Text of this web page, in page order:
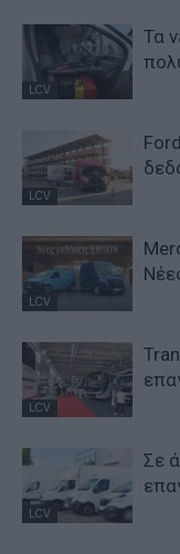
LCV
Τα
LCV
LCV
LCV
LCV
Σε